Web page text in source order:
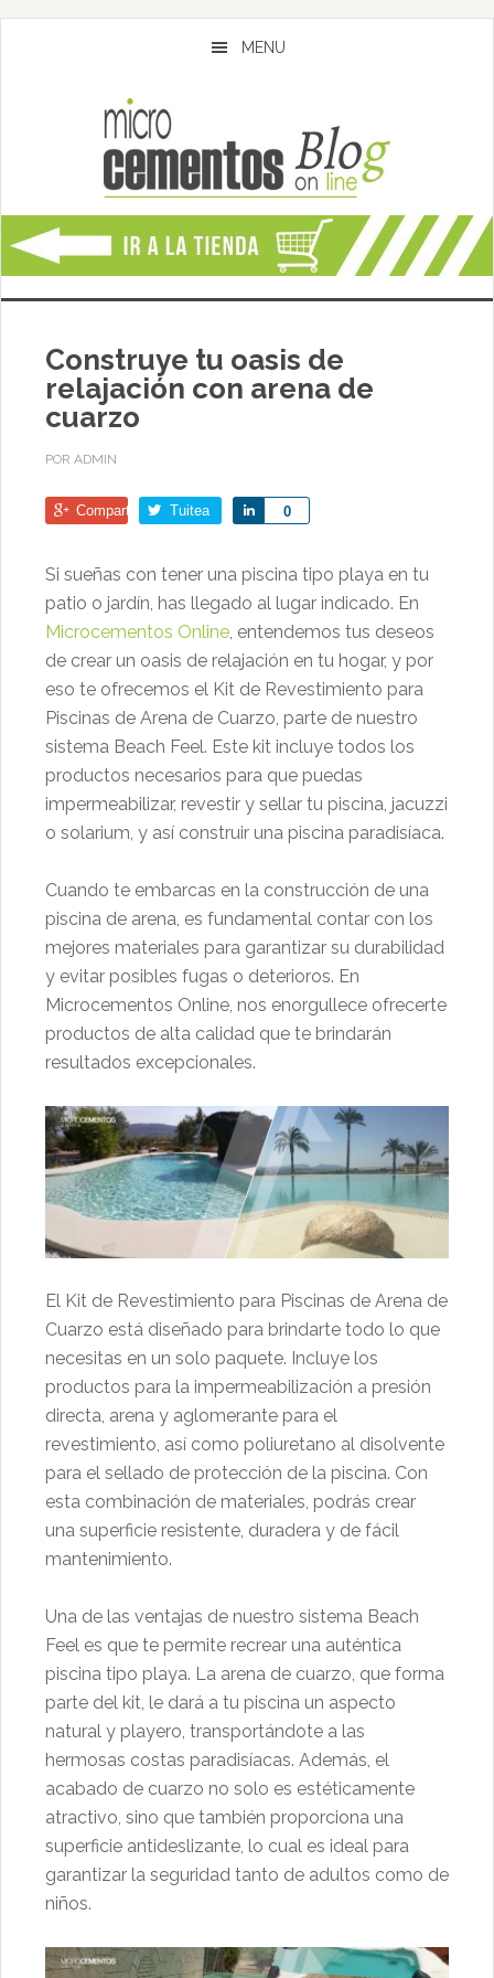
Skip
Skip
MENU
Construye tu oasis de
relajación con arena de
cuarzo
POR ADMIN
Comparte Tuitea 0
Comparte
Si sueñas con tener una piscina tipo playa en tu
patio o jardín, has llegado al lugar indicado. En
Microcementos Online, entendemos tus deseos
de crear un oasis de relajación en tu hogar, y por
eso te ofrecemos el Kit de Revestimiento para
Piscinas de Arena de Cuarzo, parte de nuestro
sistema Beach Feel. Este kit incluye todos los
productos necesarios para que puedas
impermeabilizar, revestir y sellar tu piscina, jacuzzi
o solarium, y así construir una piscina paradisíaca.
Cuando te embarcas en la construcción de una
piscina de arena, es fundamental contar con los
mejores materiales para garantizar su durabilidad
y evitar posibles fugas o deterioros. En
Microcementos Online, nos enorgullece ofrecerte
productos de alta calidad que te brindarán
resultados excepcionales.
El Kit de Revestimiento para Piscinas de Arena de
Cuarzo está diseñado para brindarte todo lo que
necesitas en un solo paquete. Incluye los
productos para la impermeabilización a presión
directa, arena y aglomerante para el
revestimiento, así como poliuretano al disolvente
para el sellado de protección de la piscina. Con
esta combinación de materiales, podrás crear
una superficie resistente, duradera y de fácil
mantenimiento.
Una de las ventajas de nuestro sistema Beach
Feel es que te permite recrear una auténtica
piscina tipo playa. La arena de cuarzo, que forma
parte del kit, le dará a tu piscina un aspecto
natural y playero, transportándote a las
hermosas costas paradisíacas. Además, el
acabado de cuarzo no solo es estéticamente
atractivo, sino que también proporciona una
superficie antideslizante, lo cual es ideal para
garantizar la seguridad tanto de adultos como de
niños.